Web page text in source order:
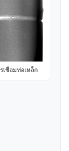
เชื่อมท่อเหล็ก